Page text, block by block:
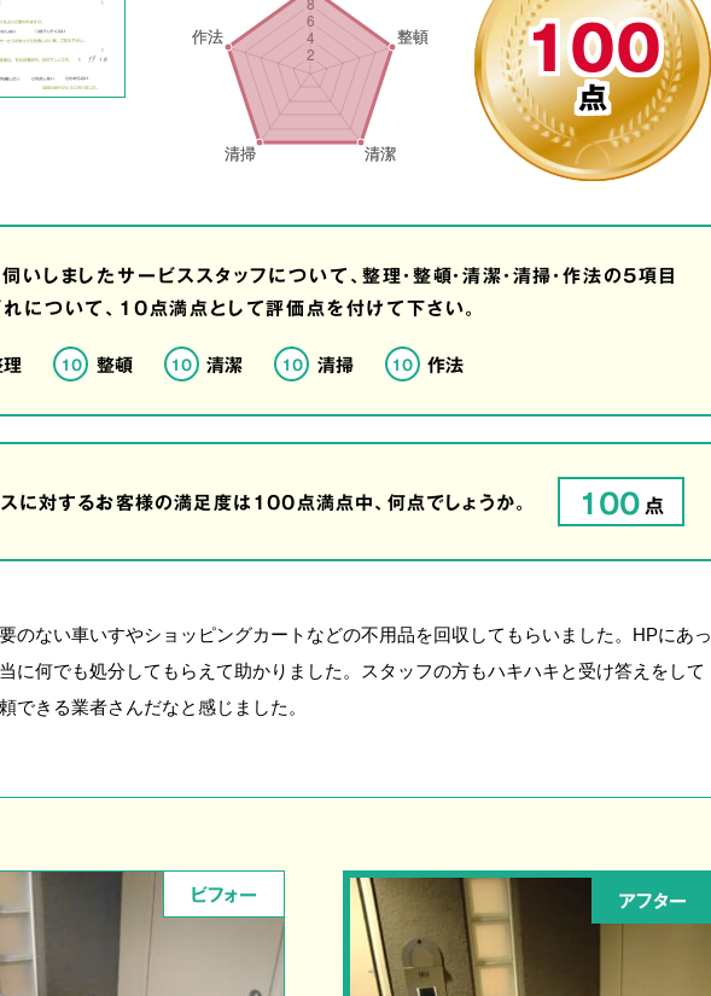
100
点
いしましたサービススタッフについて、整理・整頓・清潔・清掃・作法の5項目
について、10点満点として評価点を付けて下さい。
10 整頓 10 清潔 10 清掃 10 作法
に対するお客様の満足度は100点満点中、何点でしょうか。 100点
のない車いすやショッピングカートなどの不用品を回収してもらいました。HPにあっ
に何でも処分してもらえて助かりました。スタッフの方もハキハキと受け答えをして
できる業者さんだなと感じました。
ビフォー アフター